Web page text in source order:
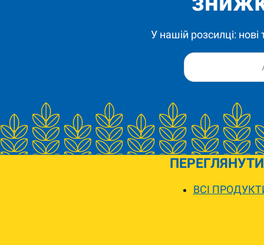
У нашій розсилці:
ПЕРЕГЛЯНУТИ
ВСІ